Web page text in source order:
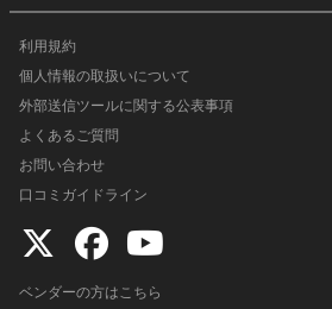
利用規約
個人情報の取扱いについて
外部送信ツールに関する公表事項
よくあるご質問
お問い合わせ
口コミガイドライン
ベンダーの方はこちら